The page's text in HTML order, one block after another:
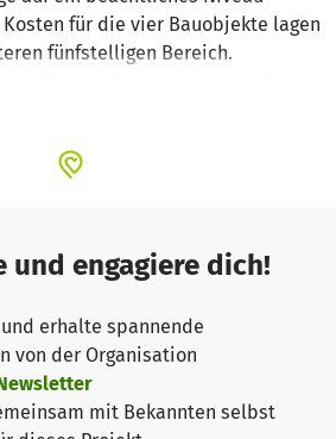
für die vier Bauobjekte lagen
fünfstelligen Bereich.
namens „Skatin‘ the Green“, dass
Höhepunkt des Jahres
eine große Szene junger
innerhalb derer auch mehr und
das Skateboarden für sich
und das Engagement der Leute,
Asphalt als
kommerzielles Angebot
und engagiere dich!
und erhalte spannende
von der Organisation
mit Bekannten selbst